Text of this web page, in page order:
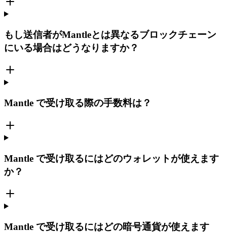
もし送信者がMantleとは異なるブロックチェーン
にいる場合はどうなりますか？
Mantle で受け取る際の手数料は？
Mantle で受け取るにはどのウォレットが使えます
か？
Mantle で受け取るにはどの暗号通貨が使えます